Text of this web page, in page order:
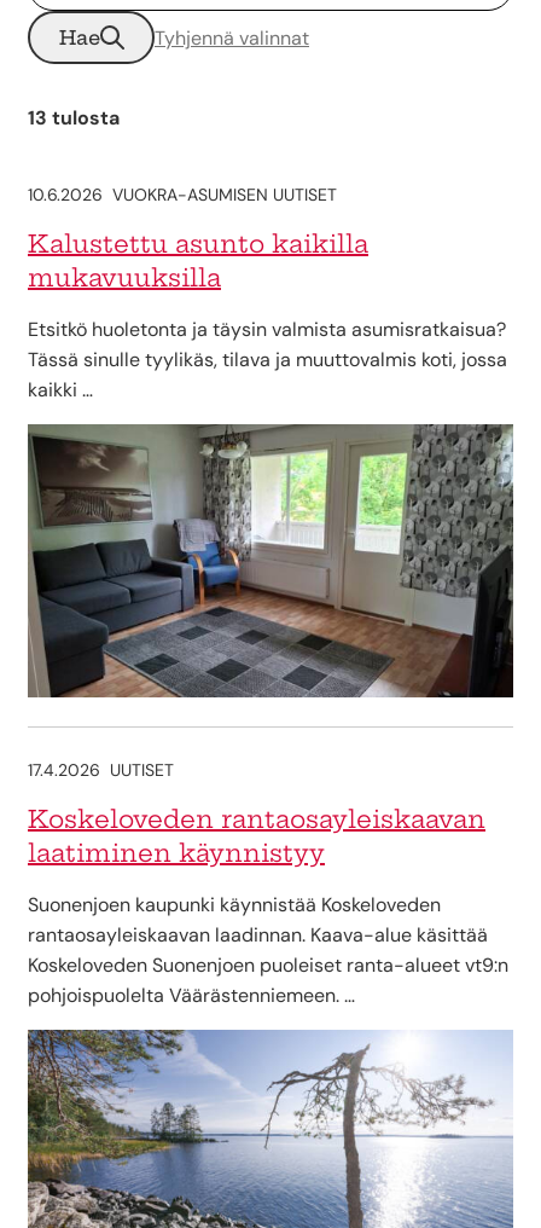
Hae Tyhjennä valinnat
13 tulosta
10.6.2026 VUOKRA-ASUMISEN UUTISET
Kalustettu asunto kaikilla
mukavuuksilla
Etsitkö huoletonta ja täysin valmista asumisratkaisua?
Tässä sinulle tyylikäs, tilava ja muuttovalmis koti, jossa
kaikki …
17.4.2026 UUTISET
Koskeloveden rantaosayleiskaavan
laatiminen käynnistyy
Suonenjoen kaupunki käynnistää Koskeloveden
rantaosayleiskaavan laadinnan. Kaava-alue käsittää
Koskeloveden Suonenjoen puoleiset ranta-alueet vt9:n
pohjoispuolelta Väärästenniemeen. …